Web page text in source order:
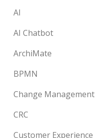
AI
AI Chatbot
ArchiMate
BPMN
Change Management
CRC
Customer Experience